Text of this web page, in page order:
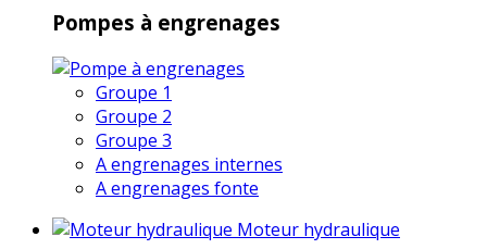
Pompes à engrenages
Groupe 1
Groupe 2
Groupe 3
A engrenages internes
A engrenages fonte
Moteur hydraulique